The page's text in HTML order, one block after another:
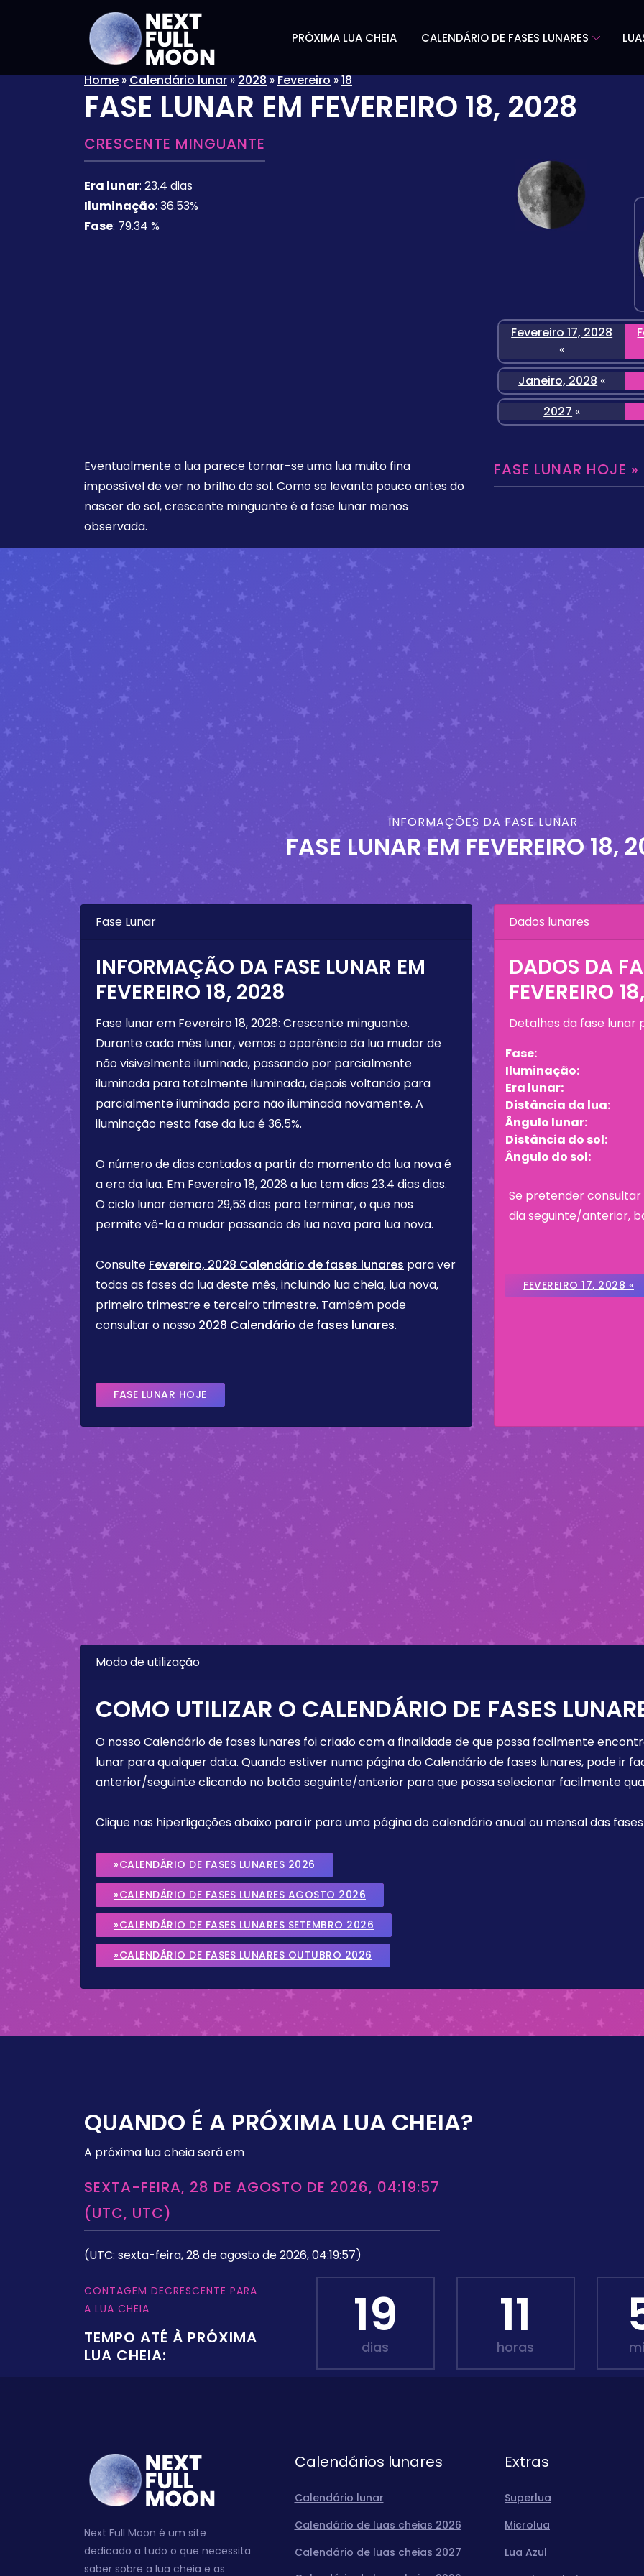
PRÓXIMA LUA CHEIA CALENDÁRIO DE FASES LUNARES
Home»Calendário lunar»2028»Fevereiro»18
FASE LUNAR EM FEVEREIRO 18, 2028
CRESCENTE MINGUANTE
Era lunar: 23.4 dias
Iluminação: 36.53%
Fase: 79.34 %
Fevereiro 17, 2028
«
Janeiro, 2028 «
2027 «
Eventualmente a lua parece tornar-se uma lua muito fina
impossível de ver no brilho do sol. Como se levanta pouco antes do
nascer do sol, crescente minguante é a fase lunar menos
observada.
FASE LUNAR HOJE
INFORMAÇÕES DA FASE LUNAR
FASE LUNAR EM FEVEREIRO 18,
Fase Lunar
INFORMAÇÃO DA FASE LUNAR EM
FEVEREIRO 18, 2028
Fase lunar em Fevereiro 18, 2028: Crescente minguante.
Durante cada mês lunar, vemos a aparência da lua mudar de
não visivelmente iluminada, passando por parcialmente
iluminada para totalmente iluminada, depois voltando para
parcialmente iluminada para não iluminada novamente. A
iluminação nesta fase da lua é36.5%.
O número de dias contados a partir do momento da lua nova é
a era da lua. Em Fevereiro 18, 2028 a lua tem dias 23.4 dias dias.
O ciclo lunar demora 29,53 dias para terminar, o que nos
permite vê-la a mudar passando de lua nova para lua nova.
Consulte Fevereiro, 2028 Calendário de fases lunares para ver
todas as fases da lua deste mês, incluindo lua cheia, lua nova,
primeiro trimestre e terceiro trimestre. Também pode
consultar o nosso 2028 Calendário de fases lunares.
FASE LUNAR HOJE
Dados lunares
DADOS DA
FEVEREIRO
Detalhes da fase lunar
Fase:
Iluminação:
Era lunar:
Distância da lua:
Ângulo lunar:
Distância do sol:
Ângulo do sol:
Se pretender consultar
dia seguinte/anterior,
FEVEREIRO 17, 2028 «
Modo de utilização
COMO UTILIZAR O CALENDÁRIO DE FASES
O nosso Calendário de fases lunares foi criado com a finalidade de que possa facilmente
lunar para qualquer data. Quando estiver numa página do Calendário de fases lunares, pode ir
anterior/seguinte clicando no botão seguinte/anterior para que possa selecionar facilmente
Clique nas hiperligações abaixo para ir para uma página do calendário anual ou mensal das
»CALENDÁRIO DE FASES LUNARES 2026
»CALENDÁRIO DE FASES LUNARES AGOSTO 2026
»CALENDÁRIO DE FASES LUNARES SETEMBRO 2026
»CALENDÁRIO DE FASES LUNARES OUTUBRO 2026
QUANDO É A PRÓXIMA LUA CHEIA?
A próxima lua cheia será em
SEXTA-FEIRA, 28 DE AGOSTO DE 2026, 04:19:57
(UTC, UTC)
(UTC: sexta-feira, 28 de agosto de 2026, 04:19:57)
CONTAGEM DECRESCENTE PARA
A LUA CHEIA
TEMPO ATÉ À PRÓXIMA
LUA CHEIA:
19
dias
11
horas
Next Full Moon é um site
dedicado a tudo o que necessita
saber sobre a lua cheia e as
Calendários lunares
Calendário lunar
Calendário de luas cheias 2026
Calendário de luas cheias 2027
Extras
Superlua
Microlua
Lua Azul